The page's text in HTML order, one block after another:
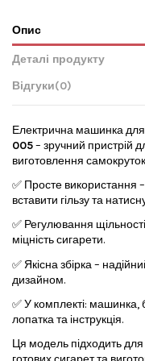
Опис
Деталі продукту
Відгуки(0)
Електрична машинка
005– зручний пристрій
виготовлення самокруток
✅ Просте використання
вставити гільзу та
✅ Регулювання
міцність сигарети.
✅ Якісна збірка –
дизайном.
✅ У комплекті:
лопатка та інструкція.
Ця модель підходить для